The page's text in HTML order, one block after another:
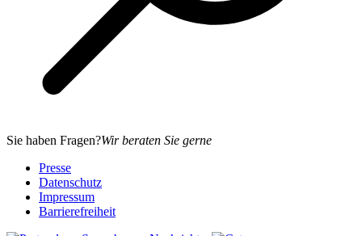
Sie haben Fragen?Wir beraten Sie gerne
Presse
Datenschutz
Impressum
Barrierefreiheit